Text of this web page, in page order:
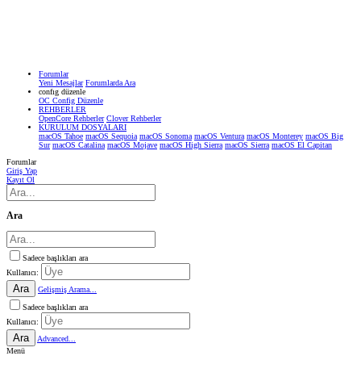
Forumlar
Yeni Mesajlar Forumlarda Ara
confıg düzenle
OC Config Düzenle
REHBERLER
OpenCore Rehberler Clover Rehberler
KURULUM DOSYALARI
macOS Tahoe macOS Sequoia macOS Sonoma macOS Ventura macOS Monterey macOS Big
Sur macOS Catalina macOS Mojave macOS High Sierra macOS Sierra macOS El Capitan
Forumlar
Giriş Yap
Kayıt Ol
Ara
Sadece başlıkları ara
Kullanıcı:
Ara
Gelişmiş Arama...
Sadece başlıkları ara
Kullanıcı:
Ara
Advanced...
Menü